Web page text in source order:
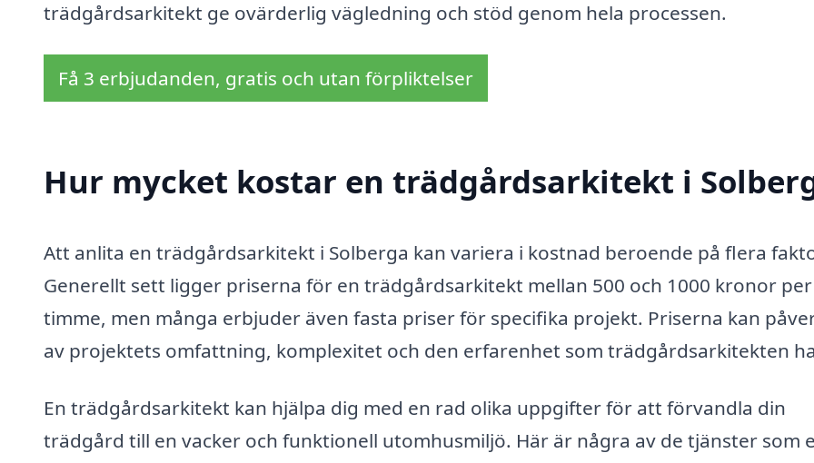
trädgårdsarkitekt ge ovärderlig vägledning och stöd genom hela processen.
Få 3 erbjudanden, gratis och utan förpliktelser
Hur mycket kostar en trädgårdsarkitekt i
Att anlita en trädgårdsarkitekt i Solberga kan variera i kostnad beroende på flera
Generellt sett ligger priserna för en trädgårdsarkitekt mellan 500 och 1000 kronor per
timme, men många erbjuder även fasta priser för specifika projekt. Priserna kan
av projektets omfattning, komplexitet och den erfarenhet som trädgårdsarkitekten
En trädgårdsarkitekt kan hjälpa dig med en rad olika uppgifter för att förvandla din
trädgård till en vacker och funktionell utomhusmiljö. Här är några av de tjänster som